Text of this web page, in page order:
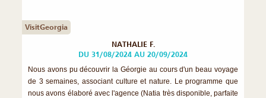
VisitGeorgia
NATHALIE F.
DU 31/08/2024 AU 20/09/2024
Nous avons pu découvrir la Géorgie au cours d'un beau voyage
de 3 semaines, associant culture et nature. Le programme que
nous avons élaboré avec l'agence (Natia très disponible, parfaite